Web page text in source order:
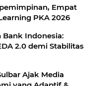
Empat
PKA 2026
Bank Indonesia:
2.0 demi Stabilitas
Ajak Media